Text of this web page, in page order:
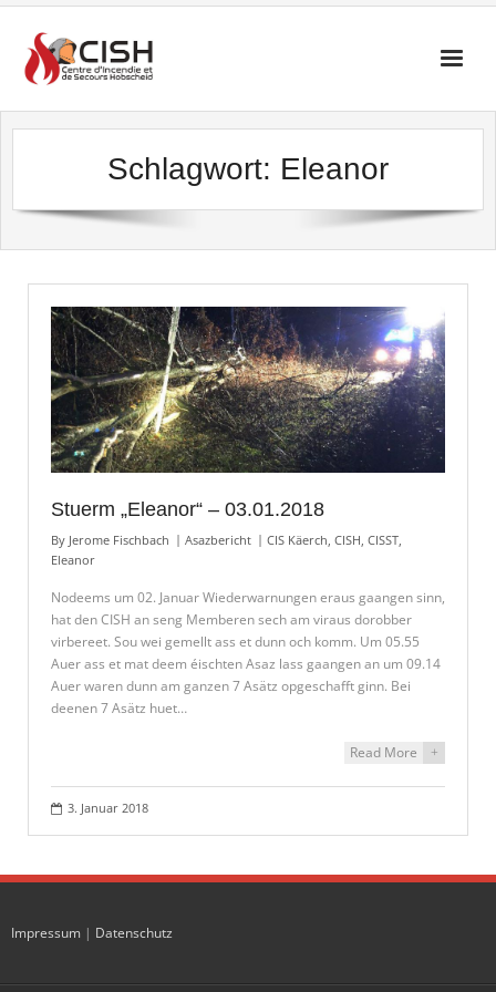
Skip
content
Schlagwort: Eleanor
Stuerm „Eleanor“ – 03.01.2018
By Jerome Fischbach Asazbericht CIS Käerch, CISH, CISST,
Eleanor
Nodeems um 02. Januar Wiederwarnungen eraus gaangen sinn,
hat den CISH an seng Memberen sech am viraus dorobber
virbereet. Sou wei gemellt ass et dunn och komm. Um 05.55
Auer ass et mat deem éischten Asaz lass gaangen an um 09.14
Auer waren dunn am ganzen 7 Asätz opgeschafft ginn. Bei
deenen 7 Asätz huet…
Read More +
3. Januar 2018
Impressum | Datenschutz